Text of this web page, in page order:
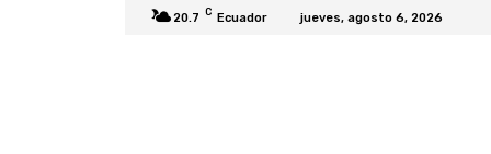
20.7 C Ecuador jueves, agosto 6, 2026